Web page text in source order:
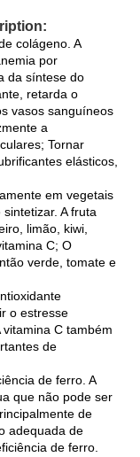
colágeno. A
por
da síntese do
retarda o
vasos sanguíneos
a
Tornar
elásticos,
em vegetais
A fruta
limão, kiwi,
C; O
verde, tomate e
o estresse
C também
de
de ferro. A
que não pode ser
de
adequada de
de ferro.